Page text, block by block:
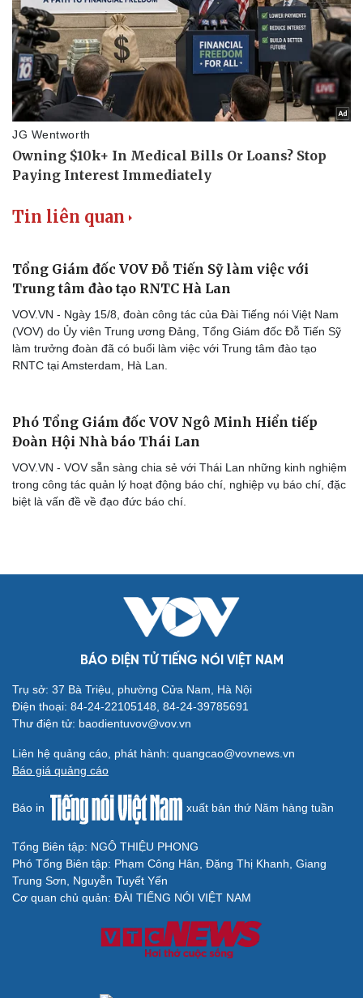
Tin liên quan
Tổng Giám đốc VOV Đỗ Tiến Sỹ làm việc với
Trung tâm đào tạo RNTC Hà Lan
VOV.VN - Ngày 15/8, đoàn công tác của Đài Tiếng nói Việt Nam
(VOV) do Ủy viên Trung ương Đảng, Tổng Giám đốc Đỗ Tiến Sỹ
làm trưởng đoàn đã có buổi làm việc với Trung tâm đào tạo
RNTC tại Amsterdam, Hà Lan.
Phó Tổng Giám đốc VOV Ngô Minh Hiển tiếp
Đoàn Hội Nhà báo Thái Lan
VOV.VN - VOV sẵn sàng chia sẻ với Thái Lan những kinh nghiệm
trong công tác quản lý hoạt động báo chí, nghiệp vụ báo chí, đặc
biệt là vấn đề về đạo đức báo chí.
BÁO ĐIỆN TỬ TIẾNG NÓI VIỆT NAM
Trụ sở: 37 Bà Triệu, phường Cửa Nam, Hà Nội
Điện thoại: 84-24-22105148, 84-24-39785691
Thư điện tử: baodientuvov@vov.vn
Liên hệ quảng cáo, phát hành: quangcao@vovnews.vn
Báo giá quảng cáo
Báo in xuất bản thứ Năm hàng tuần
Tổng Biên tập: NGÔ THIỆU PHONG
Phó Tổng Biên tập: Phạm Công Hân, Đặng Thị Khanh, Giang
Trung Sơn, Nguyễn Tuyết Yến
Cơ quan chủ quản: ĐÀI TIẾNG NÓI VIỆT NAM